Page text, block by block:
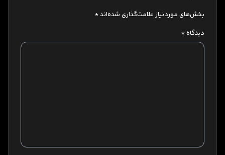
بخش‌های موردنیاز علامت‌گذاری شده‌اند*
دیدگاه*